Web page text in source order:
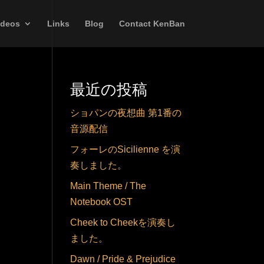
Links Blog Contact KenBan
最近の投稿
ショパンの夜想曲 第1番の
音源配信
フォーレのSicilienne を演
奏しました。
Main Theme / The
Notebook OST
Cheek to Cheekを演奏し
ました。
Dawn / Pride & Prejudice